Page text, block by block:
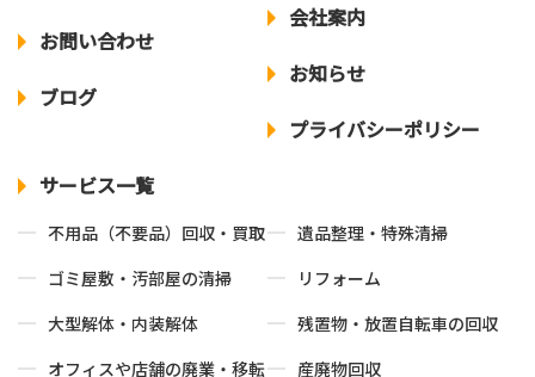
お問い合わせ
ブログ
会社案内
お知らせ
プライバシーポリシー
サービス一覧
不用品（不要品） 回収・買取 遺品整理 ・ 特殊清掃
ゴミ屋敷 ・ 汚部屋の清掃
リフォーム
大型解体 ・ 内装解体 残置物 ・ 放置自転車の回収
オフィスや店舗の廃業・移転 産廃物回収